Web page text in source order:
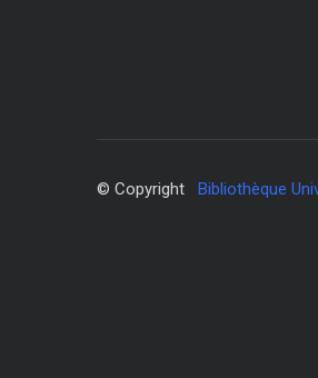
© Copyright Bibliothèque